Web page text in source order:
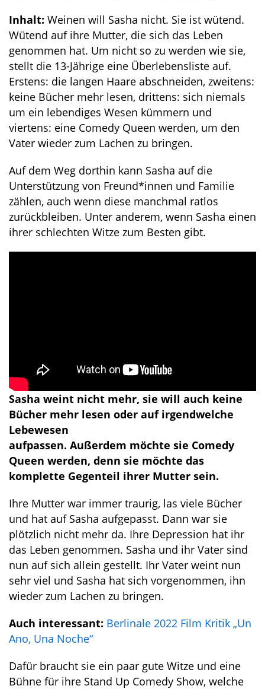
Inhalt: Weinen will Sasha nicht. Sie ist wütend.
Wütend auf ihre Mutter, die sich das Leben
genommen hat. Um nicht so zu werden wie sie,
stellt die 13-Jährige eine Überlebensliste auf.
Erstens: die langen Haare abschneiden, zweitens:
keine Bücher mehr lesen, drittens: sich niemals
um ein lebendiges Wesen kümmern und
viertens: eine Comedy Queen werden, um den
Vater wieder zum Lachen zu bringen.
Auf dem Weg dorthin kann Sasha auf die
Unterstützung von Freund*innen und Familie
zählen, auch wenn diese manchmal ratlos
zurückbleiben. Unter anderem, wenn Sasha einen
ihrer schlechten Witze zum Besten gibt.
Sasha weint nicht mehr, sie will auch keine
Bücher mehr lesen oder auf irgendwelche
Lebewesen
aufpassen. Außerdem möchte sie Comedy
Queen werden, denn sie möchte das
komplette Gegenteil ihrer Mutter sein.
Ihre Mutter war immer traurig, las viele Bücher
und hat auf Sasha aufgepasst. Dann war sie
plötzlich nicht mehr da. Ihre Depression hat ihr
das Leben genommen. Sasha und ihr Vater sind
nun auf sich allein gestellt. Ihr Vater weint nun
sehr viel und Sasha hat sich vorgenommen, ihn
wieder zum Lachen zu bringen.
Auch interessant: Berlinale 2022 Film Kritik „Un
Ano, Una Noche“
Dafür braucht sie ein paar gute Witze und eine
Bühne für ihre Stand Up Comedy Show, welche